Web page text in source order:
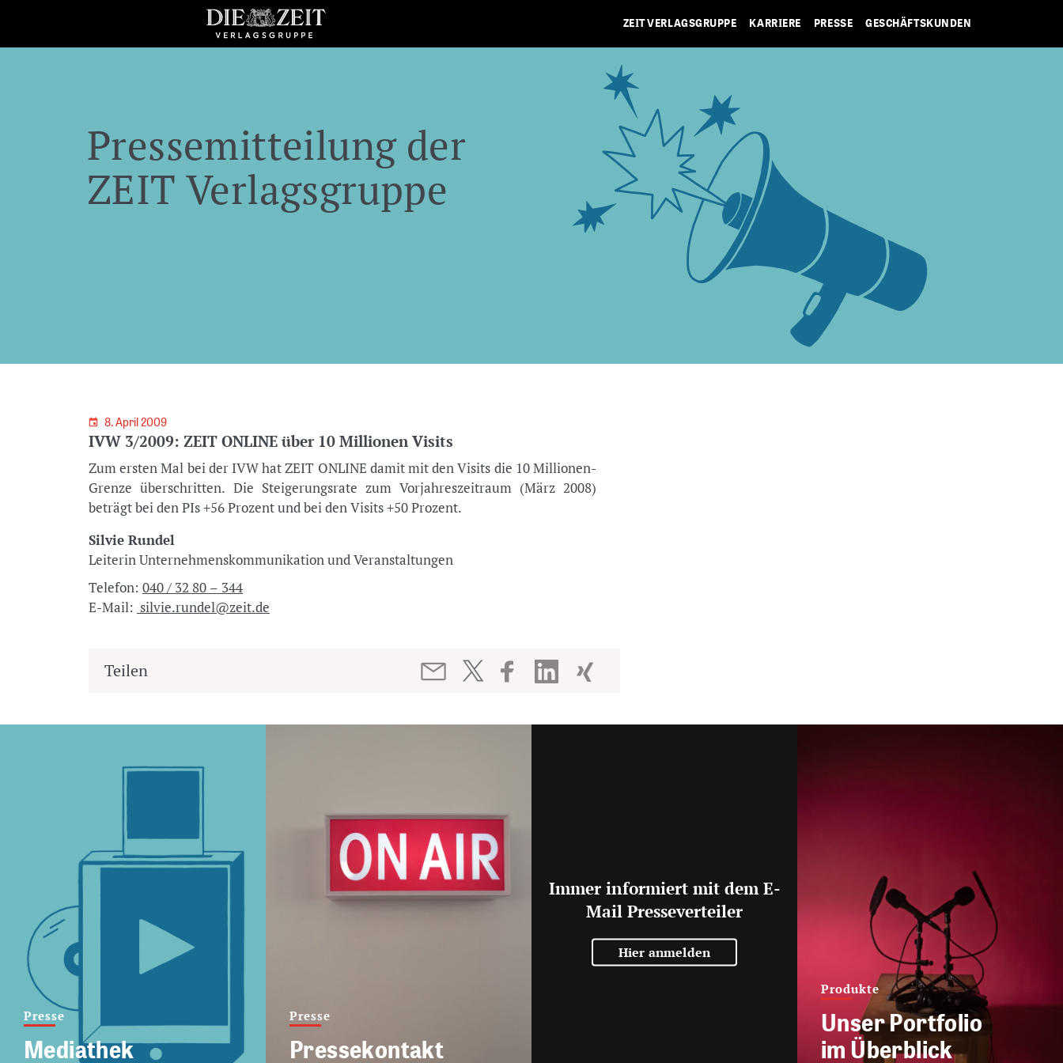
ZEIT VERLAGSGRUPPE KARRIERE PRESSE GESCHÄFTSKUNDEN
Pressemitteilung der
ZEIT Verlagsgruppe
8. April 2009
IVW 3/2009: ZEIT ONLINE über 10 Millionen Visits
Zum ersten Mal bei der IVW hat ZEIT ONLINE damit mit den Visits die 10 Millionen-
Grenze überschritten. Die Steigerungsrate zum Vorjahreszeitraum (März 2008)
beträgt bei den PIs +56 Prozent und bei den Visits +50 Prozent.
Silvie Rundel
Leiterin Unternehmenskommunikation und Veranstaltungen
Telefon: 040 / 32 80 – 344
E-Mail: silvie.rundel@zeit.de
Teilen
Presse
Mediathek
Presse
Pressekontakt
Immer informiert mit dem E-
Mail Presseverteiler
Hier anmelden
Produkte
Unser Portfolio
im Überblick